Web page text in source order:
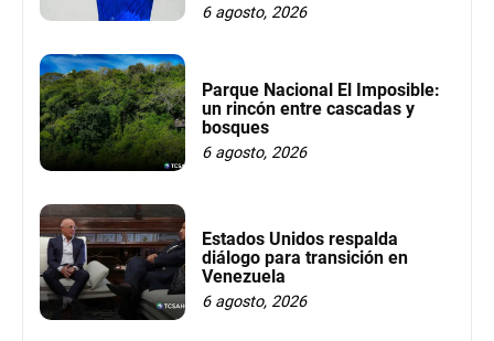
6 agosto, 2026
Parque Nacional El Imposible:
un rincón entre cascadas y
bosques
6 agosto, 2026
Estados Unidos respalda
diálogo para transición en
Venezuela
6 agosto, 2026